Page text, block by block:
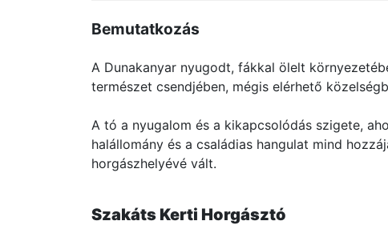
Bemutatkozás
A Dunakanyar nyugodt, fákkal ölelt
természet csendjében, mégis elérhető
A tó a nyugalom és a kikapcsolódás szigete,
halállomány és a családias hangulat mind
horgászhelyévé vált.
Szakáts Kerti Horgásztó